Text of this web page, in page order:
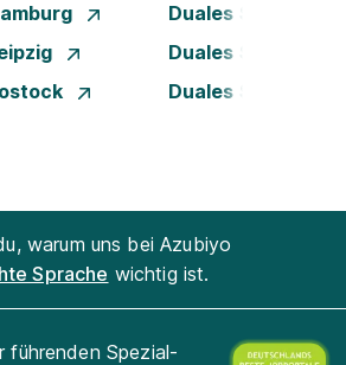
Duales Studium
Duales Studium
Duales Studium
warum uns bei Azubiyo
Sprache wichtig ist.
führenden Spezial-